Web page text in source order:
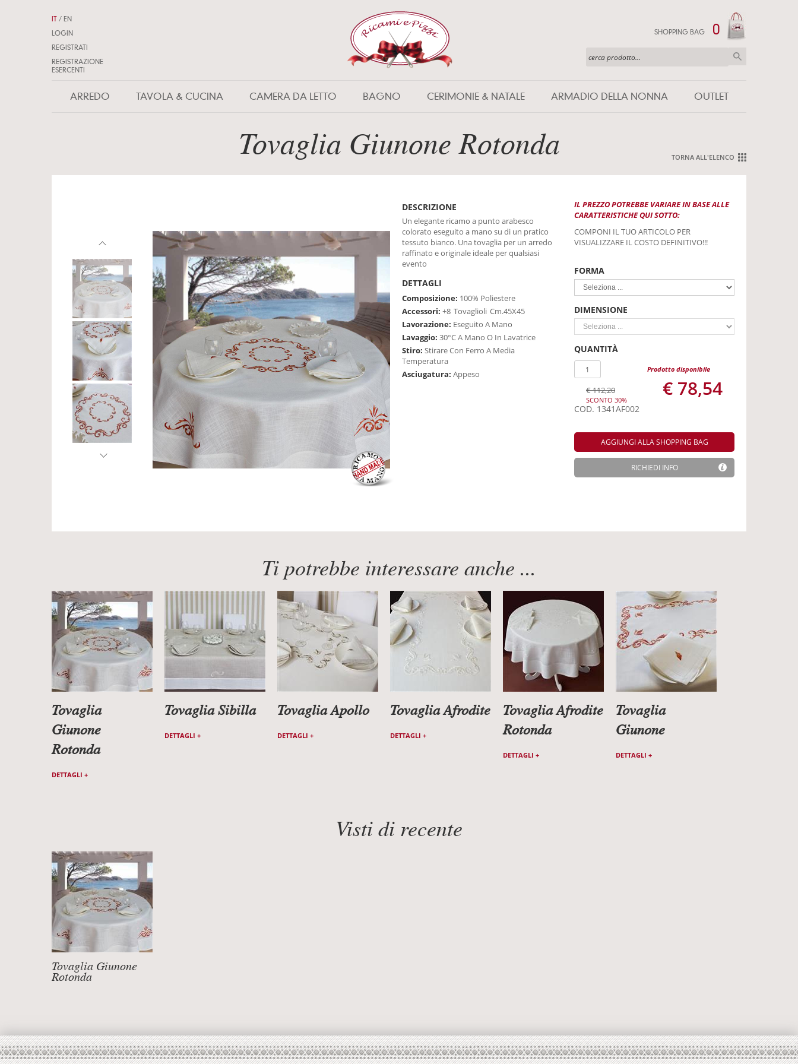
ARREDO TAVOLA & CUCINA CAMERA DA LETTO BAGNO CERIMONIE & NATALE ARMADIO DELLA NONNA OUTLET
IT / EN
LOGIN
REGISTRATI
REGISTRAZIONE
ESERCENTI
SHOPPING BAG 0
Tovaglia Giunone Rotonda TORNA ALL'ELENCO
DESCRIZIONE
Un elegante ricamo a punto arabesco
colorato eseguito a mano su di un pratico
tessuto bianco. Una tovaglia per un arredo
raffinato e originale ideale per qualsiasi
evento
DETTAGLI
Composizione: 100% Poliestere
Accessori: +8 Tovaglioli Cm.45X45
Lavorazione: Eseguito A Mano
Lavaggio: 30°C A Mano O In Lavatrice
Stiro: Stirare Con Ferro A Media
Temperatura
Asciugatura: Appeso
IL PREZZO POTREBBE VARIARE IN BASE ALLE
CARATTERISTICHE QUI SOTTO:
COMPONI IL TUO ARTICOLO PER
VISUALIZZARE IL COSTO DEFINITIVO!!!
FORMA
DIMENSIONE
QUANTITÀ
Prodotto disponibile
€ 112,20
SCONTO 30% € 78,54
COD. 1341AF002
AGGIUNGI ALLA SHOPPING BAG
RICHIEDI INFO
Ti potrebbe interessare anche ...
Tovaglia
Giunone
Rotonda
DETTAGLI +
Tovaglia Sibilla
DETTAGLI +
Tovaglia Apollo
DETTAGLI +
Tovaglia Afrodite
DETTAGLI +
Tovaglia Afrodite
Rotonda
DETTAGLI +
Tovaglia
Giunone
DETTAGLI +
Visti di recente
Tovaglia Giunone
Rotonda